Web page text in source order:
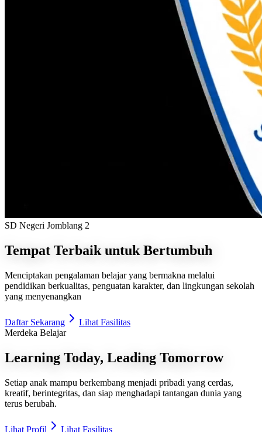
SD Negeri Jomblang 2
Tempat Terbaik untuk Bertumbuh
Menciptakan pengalaman belajar yang bermakna melalui
pendidikan berkualitas, penguatan karakter, dan lingkungan sekolah
yang menyenangkan
Daftar Sekarang
Lihat Fasilitas
Merdeka Belajar
Learning Today, Leading Tomorrow
Setiap anak mampu berkembang menjadi pribadi yang cerdas,
kreatif, berintegritas, dan siap menghadapi tantangan dunia yang
terus berubah.
Lihat Profil
Lihat Fasilitas